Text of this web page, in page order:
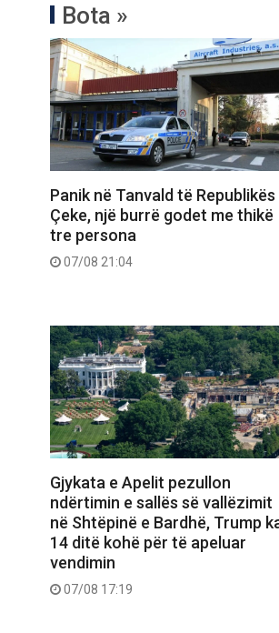
Bota »
Panik në Tanvald të Republikës
Çeke, një burrë godet me thikë
tre persona
07/08 21:04
Gjykata e Apelit pezullon
ndërtimin e sallës së vallëzimit
në Shtëpinë e Bardhë, Trump
14 ditë kohë për të apeluar
vendimin
07/08 17:19